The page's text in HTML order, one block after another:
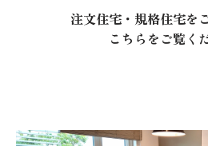
注文住宅・規格住宅を
こちらをご覧く